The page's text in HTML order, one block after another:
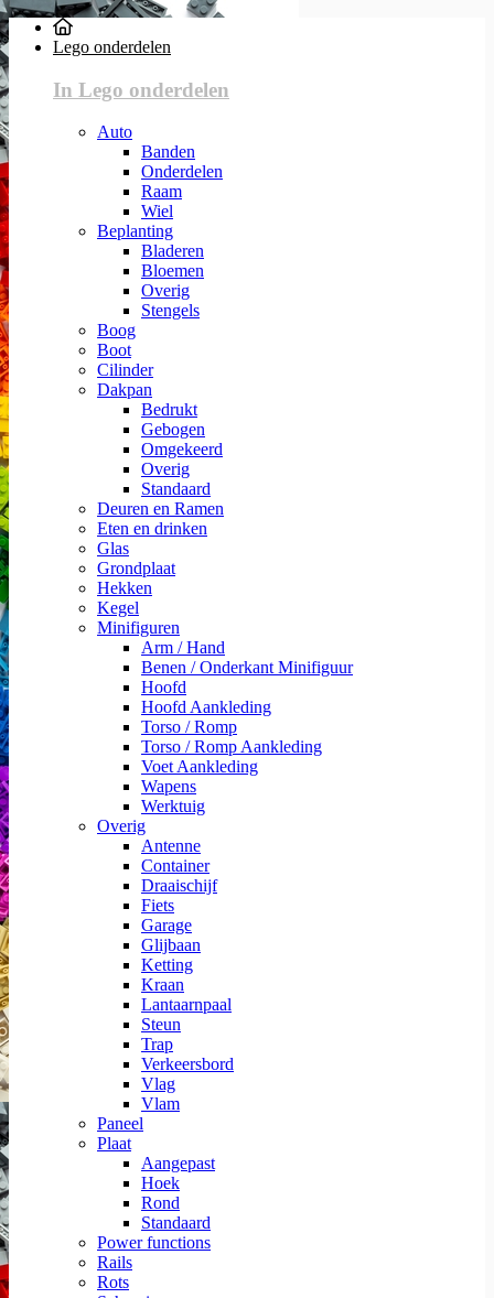
Lego onderdelen
In Lego onderdelen
Auto
Banden
Onderdelen
Raam
Wiel
Beplanting
Bladeren
Bloemen
Overig
Stengels
Boog
Boot
Cilinder
Dakpan
Bedrukt
Gebogen
Omgekeerd
Overig
Standaard
Deuren en Ramen
Eten en drinken
Glas
Grondplaat
Hekken
Kegel
Minifiguren
Arm / Hand
Benen / Onderkant Minifiguur
Hoofd
Hoofd Aankleding
Torso / Romp
Torso / Romp Aankleding
Voet Aankleding
Wapens
Werktuig
Overig
Antenne
Container
Draaischijf
Fiets
Garage
Glijbaan
Ketting
Kraan
Lantaarnpaal
Steun
Trap
Verkeersbord
Vlag
Vlam
Paneel
Plaat
Aangepast
Hoek
Rond
Standaard
Power functions
Rails
Rots